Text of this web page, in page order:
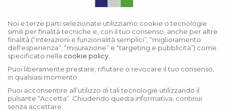
Collezione Cosmograph Daytona
Noi e terze parti selezionate utilizziamo cookie o tecnologie
simili per finalità tecniche e, con il tuo consenso, anche per altre
finalità (“interazioni e funzionalità semplici”, “miglioramento
dell'esperienza”, “misurazione” e “targeting e pubblicità”) come
specificato nella cookie policy
Puoi liberamente prestare, rifiutare o revocare il tuo consenso,
in qualsiasi momento.
Puoi acconsentire all’utilizzo di tali tecnologie utilizzando il
pulsante “Accetta”. Chiudendo questa informativa, continui
senza accettare.